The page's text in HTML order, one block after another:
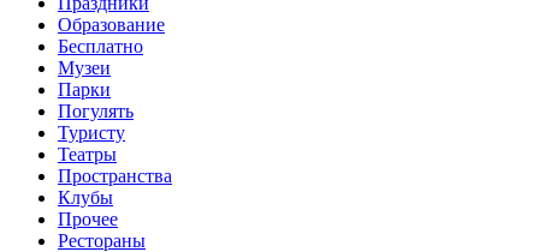
Образование
Бесплатно
Музеи
Парки
Погулять
Туристу
Театры
Пространства
Клубы
Прочее
Рестораны